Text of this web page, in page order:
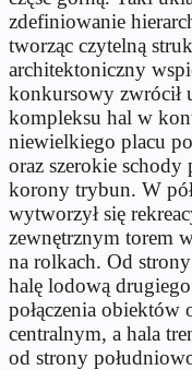
zdefiniowanie
tworząc czytelną
architektoniczny
konkursowy zwrócił
kompleksu hal w
niewielkiego placu
oraz szerokie schody
korony trybun. W
wytworzył się
zewnętrznym torem
na rolkach. Od
halę lodową
połączenia obiektów
centralnym, a hala
od strony